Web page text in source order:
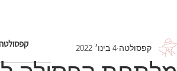
קפסולטה 4 בינו׳ 2022 קפסולטה